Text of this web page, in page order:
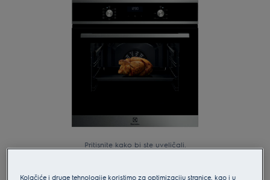
Pritisnite kako bi ste uveličali.
Kolačiće i druge tehnologije koristimo za optimizaciju stranice, kao i u